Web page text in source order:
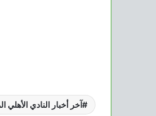
آخر أخبار النادي الأهلي